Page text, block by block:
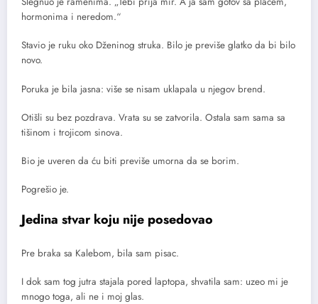
hormonima i neredom.“
Stavio je ruku oko Dženinog struka. Bilo je previše glatko da bi bilo
novo.
Poruka je bila jasna: više se nisam uklapala u njegov brend.
Otišli su bez pozdrava. Vrata su se zatvorila. Ostala sam sama sa
tišinom i trojicom sinova.
Bio je uveren da ću biti previše umorna da se borim.
Pogrešio je.
Jedina stvar koju nije posedovao
Pre braka sa Kalebom, bila sam pisac.
I dok sam tog jutra stajala pored laptopa, shvatila sam: uzeo mi je
mnogo toga, ali ne i moj glas.